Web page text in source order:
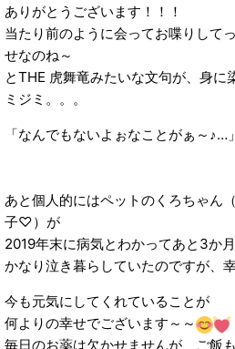
ありがとうございます！！！
当たり前のように会ってお喋りして
せなのね～
とTHE 虎舞竜みたいな文句が、身に
ミジミ。。。
「なんでもないよぉなことがぁ～♪…
あと個人的にはペットのくろちゃん
子♡）が
2019年末に病気とわかってあと3か
かなり泣き暮らしていたのですが、
今も元気にしてくれていることが
何よりの幸せでございます～～
毎日のお薬は欠かせませんが、ご飯